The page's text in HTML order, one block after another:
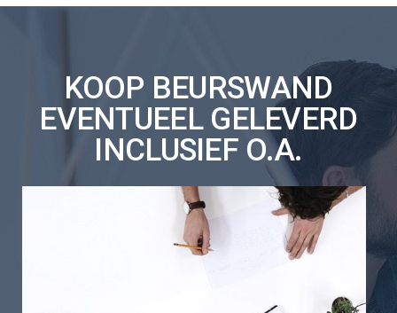
KOOP BEURSWAND
EVENTUEEL GELEVERD
INCLUSIEF O.A.